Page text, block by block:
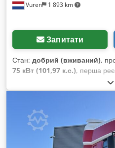
Vuren 1 893 km
Запитати
Стан: добрий (вживаний),
75 кВт (101,97 к.с.), перша
, розмір шини:
осей:4x2, колісна база:3 280
механічний
кількість місць:
, загальна
ширина:1 850 мм, загальна
вантажного відсіку:2 120 мм,